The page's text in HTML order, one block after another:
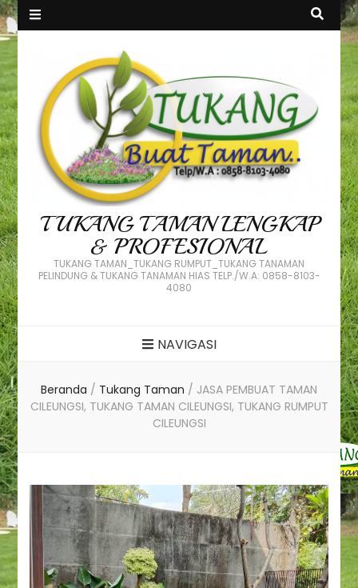
TUKANG TAMAN LENGKAP
& PROFESIONAL
TUKANG TAMAN_TUKANG RUMPUT_TUKANG TANAMAN
PELINDUNG & TUKANG TANAMAN HIAS TELP./W.A: 0858-8103-
4080
NAVIGASI
Beranda / Tukang Taman / JASA PEMBUAT TAMAN
CILEUNGSI, TUKANG TAMAN CILEUNGSI, TUKANG RUMPUT
CILEUNGSI